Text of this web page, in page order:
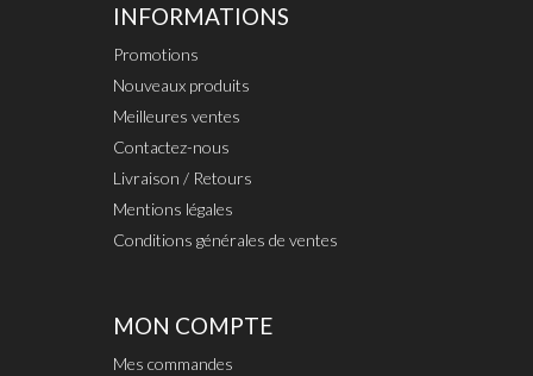
INFORMATIONS
Promotions
Nouveaux produits
Meilleures ventes
Contactez-nous
Livraison / Retours
Mentions légales
Conditions générales de ventes
MON COMPTE
Mes commandes